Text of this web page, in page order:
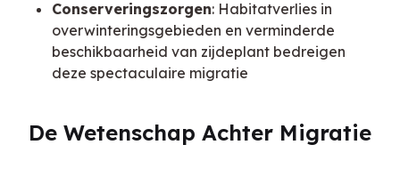
Conserveringszorgen: Habitatverlies in
overwinteringsgebieden en verminderde
beschikbaarheid van zijdeplant bedreigen
deze spectaculaire migratie
De Wetenschap Achter Migratie